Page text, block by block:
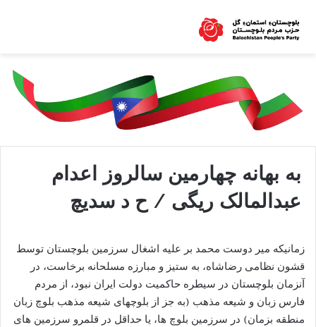
به بهانه چهارمین سالروز اعدام
عبدالمالک ریگی / ح د سدیچ
زمانیکه میر دوست محمد بر علیه اشغال سرزمین بلوچستان توسط
قشون نظامی رضاشاه، به ستیز و مبارزه مسلحانه برخاست، در
آنزمان بلوچستان در سیطره حاکمیت دولت ایران نبود، از مردم
فارس زبان و شیعه مذهب (به جز از بلوچهای شیعه مذهب بلوچ زبان
منطقه بزمان) در سرزمین بلوچ ها، یا حداقل در قلمرو سرزمین های